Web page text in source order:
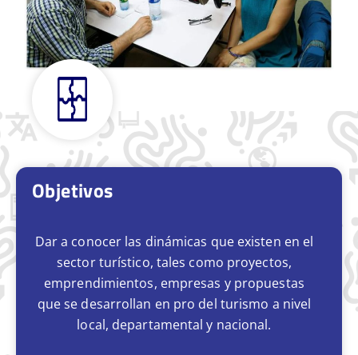
Objetivos
Dar a conocer las dinámicas que existen en el
sector turístico, tales como proyectos,
emprendimientos, empresas y propuestas
que se desarrollan en pro del turismo a nivel
local, departamental y nacional.